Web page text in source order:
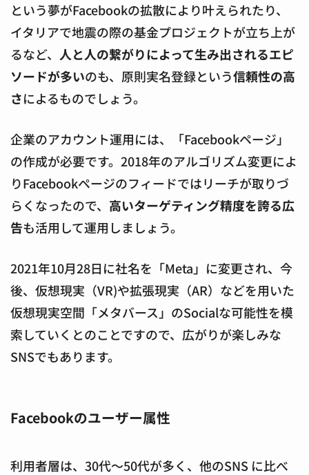
という夢がFacebookの拡散により叶えられたり、
イタリアで地震の際の基金プロジェクトが立ち上が
るなど、 人と人の繋がりによって生み出されるエピ
ソードが多いのも、原則実名登録という信頼性の高
さによるものでしょう。
企業のアカウント運用には、「Facebookページ」
の作成が必要です。2018年のアルゴリズム変更によ
りFacebookページのフィードではリーチが取りづ
らくなったので、 高いターゲティング精度を誇る広
告も活用して運用しましょう。
2021年10月28日に社名を「Meta」に変更され、今
後、仮想現実（VR)や拡張現実（AR）などを用いた
仮想現実空間「メタバース」のSocialな可能性を模
索していくとのことですので、広がりが楽しみな
SNSでもあります。
Facebookのユーザー属性
利用者層は、30代～50代が多く、他のSNS に比べ